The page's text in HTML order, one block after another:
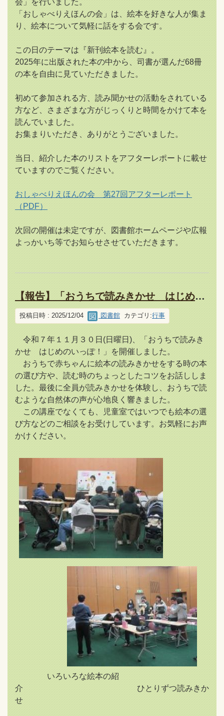
会」を行いました。
「おしゃべりえほんの会」は、絵本を好きな人が集ま
り、絵本について気軽に話をする会です。
この日のテーマは『新刊絵本を読む』。
2025年に出版された本の中から、司書が選んだ68冊
の本を自由に見ていただきました。
初めて参加される方、読み聞かせの活動をされている
方など、さまざまな方がじっくりと時間をかけて本を
読んでいました。
お集まりいただき、ありがとうございました。
当日、紹介した本のリストをアフターレポートに載せ
ていますのでご覧ください。
おしゃべりえほんの会 第27回アフターレポート
（PDF）
次回の開催は未定ですが、図書館ホームページや広報
よっかいち等でお知らせさせていただきます。
【報告】「おうちで読みきかせ はじめのいっぽ！」を開催しました
投稿日時 : 2025/12/04 図書館 カテゴリ:行事
令和７年１１月３０日(日曜日)、「おうちで読みき
かせ はじめのいっぽ！」を開催しました。
おうちで赤ちゃんに絵本の読みきかせをする時の本
の選び方や、読む時のちょっとしたコツをお話ししま
した。最後に全員が読みきかせを体験し、おうちで読
むような自然体の声が心地良く響きました。
この講座でなくても、児童室ではいつでも絵本の選
び方などのご相談をお受けしています。お気軽にお声
かけください。
いろいろな絵本の紹
介 ひとりずつ読みきか
せ